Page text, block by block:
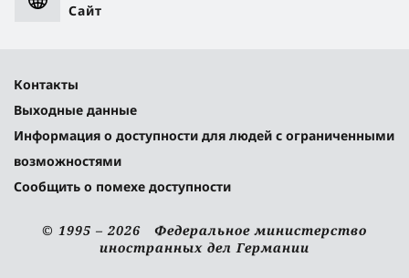
Сайт
Контакты
Выходные данные
Информация о доступности для людей с ограниченными
возможностями
Сообщить о помехе доступности
© 1995 – 2026 Федеральное министерство
иностранных дел Германии